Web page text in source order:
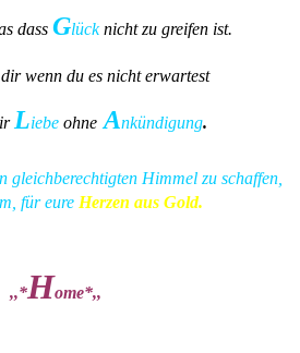
dass Glücknicht zu greifen ist.
wenn du es nicht erwartest
Liebe ohne Ankündigung.
gleichberechtigten Himmel zu schaffen,
für eure Herzen aus Gold.
,,*Home*,,